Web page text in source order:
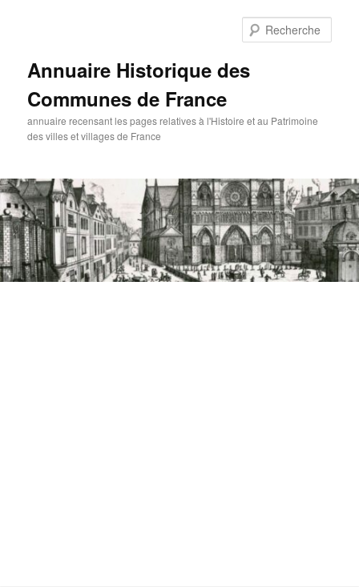
Annuaire Historique des
Communes de France
annuaire recensant les pages relatives à l'Histoire et au Patrimoine
des villes et villages de France